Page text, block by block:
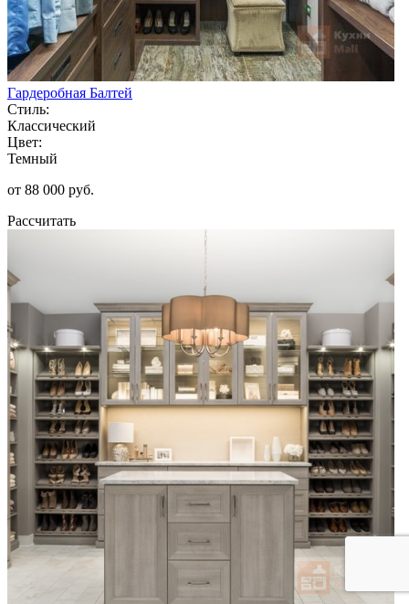
Гардеробная Балтей
Стиль:
Классический
Цвет:
Темный
от 88 000 руб.
Рассчитать